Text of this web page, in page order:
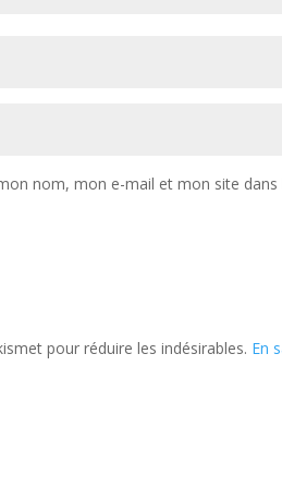
nom, mon e-mail et mon site
pour réduire les indésirables. En